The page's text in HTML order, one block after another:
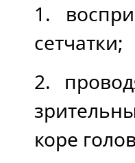
1.
сетчатки;
2.
коре